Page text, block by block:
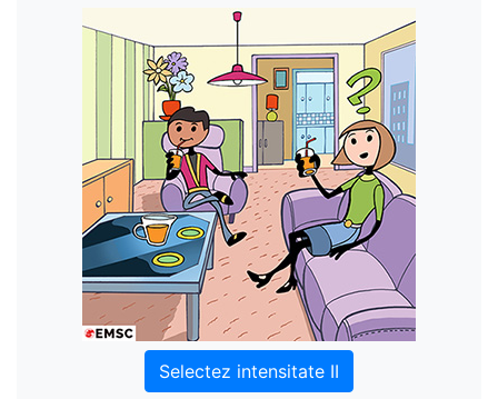
Selectez intensitate II